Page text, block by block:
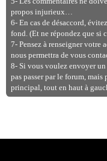
propos injurieux…
6- En cas de désaccord,
fond. (Et ne répondez que
7- Pensez à renseigner votre
nous permettra de vous
8- Si vous voulez envoyer un
pas passer par le forum,
principal, tout en haut à